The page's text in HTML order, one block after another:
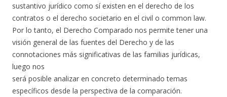
sustantivo jurídico como sí existen en el derecho de los
contratos o el derecho societario en el civil o common law.
Por lo tanto, el Derecho Comparado nos permite tener una
visión general de las fuentes del Derecho y de las
connotaciones más significativas de las familias jurídicas,
luego nos
será posible analizar en concreto determinado temas
específicos desde la perspectiva de la comparación.